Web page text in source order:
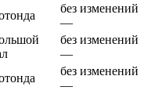
без изменений
—
без изменений
—
без изменений
—